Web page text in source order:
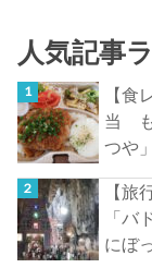
人気記事
【
当 も
つや
【旅
「バ
にぼ